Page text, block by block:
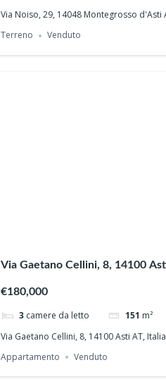
Via Noiso, 29, 14048 Montegrosso d'Asti
Terreno
Venduto
Via Gaetano Cellini, 8, 14100
€180,000
3 camere da letto 151 m²
Via Gaetano Cellini, 8, 14100 Asti AT, Italia
Appartamento
Venduto